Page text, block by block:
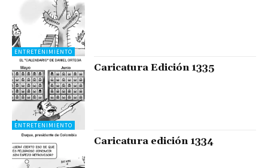
ENTRETENIMIENTO
ENTRETENIMIENTO
Caricatura Edición 1335
Caricatura edición 1334